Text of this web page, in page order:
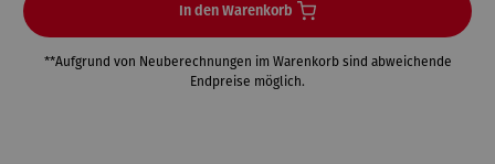
In den Warenkorb
**Aufgrund von Neuberechnungen im Warenkorb sind abweichende
Endpreise möglich.